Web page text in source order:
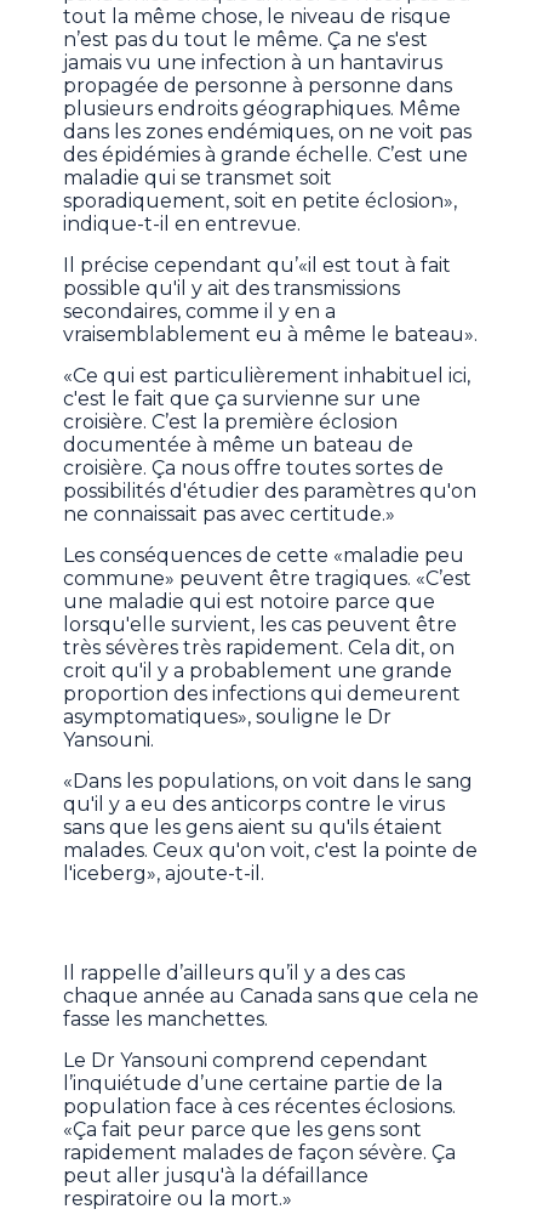
tout la même chose, le niveau de risque
n’est pas du tout le même. Ça ne s'est
jamais vu une infection à un hantavirus
propagée de personne à personne dans
plusieurs endroits géographiques. Même
dans les zones endémiques, on ne voit pas
des épidémies à grande échelle. C’est une
maladie qui se transmet soit
sporadiquement, soit en petite éclosion»,
indique-t-il en entrevue.
Il précise cependant qu’«il est tout à fait
possible qu'il y ait des transmissions
secondaires, comme il y en a
vraisemblablement eu à même le bateau».
«Ce qui est particulièrement inhabituel ici,
c'est le fait que ça survienne sur une
croisière. C’est la première éclosion
documentée à même un bateau de
croisière. Ça nous offre toutes sortes de
possibilités d'étudier des paramètres qu'on
ne connaissait pas avec certitude.»
Les conséquences de cette «maladie peu
commune» peuvent être tragiques. «C’est
une maladie qui est notoire parce que
lorsqu'elle survient, les cas peuvent être
très sévères très rapidement. Cela dit, on
croit qu'il y a probablement une grande
proportion des infections qui demeurent
asymptomatiques», souligne le Dr
Yansouni.
«Dans les populations, on voit dans le sang
qu'il y a eu des anticorps contre le virus
sans que les gens aient su qu'ils étaient
malades. Ceux qu'on voit, c'est la pointe de
l'iceberg», ajoute-t-il.
Il rappelle d’ailleurs qu’il y a des cas
chaque année au Canada sans que cela ne
fasse les manchettes.
Le Dr Yansouni comprend cependant
l’inquiétude d’une certaine partie de la
population face à ces récentes éclosions.
«Ça fait peur parce que les gens sont
rapidement malades de façon sévère. Ça
peut aller jusqu'à la défaillance
respiratoire ou la mort.»